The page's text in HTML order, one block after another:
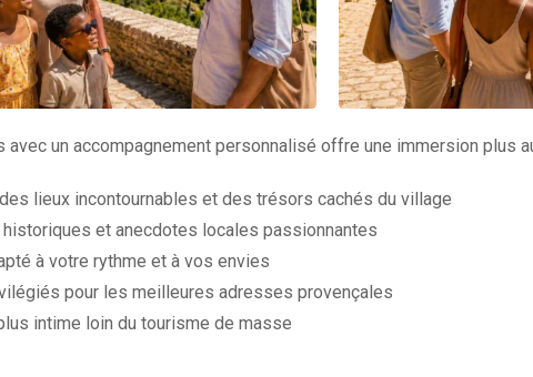
avec un accompagnement personnalisé offre une immersion plus
lieux incontournables et des trésors cachés du village
historiques et anecdotes locales passionnantes
à votre rythme et à vos envies
pour les meilleures adresses provençales
intime loin du tourisme de masse